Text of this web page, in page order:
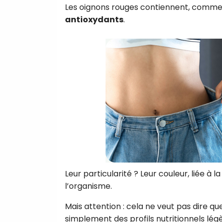
Les oignons rouges contiennent,
antioxydants.
Leur particularité ? Leur couleur, liée à
l’organisme.
Mais attention : cela ne veut pas dire
simplement des profils nutritionnels